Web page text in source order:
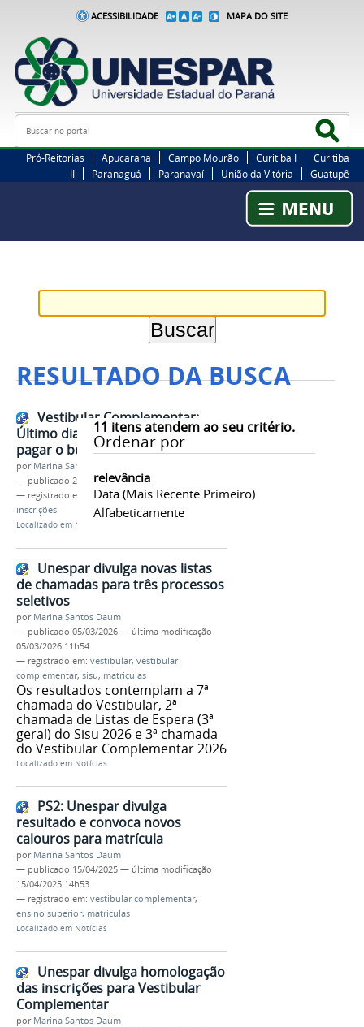
ACESSIBILIDADE MAPA DO SITE
Busca
Pró-Reitorias Apucarana Campo Mourão Curitiba I
Curitiba
II
Paranaguá Paranavaí União da Vitória Guatupê
RESULTADO DA BUSCA
11 itens atendem ao seu critério.
Ordenar por
relevância
Data (mais Recente Primeiro)
Alfabeticamente
Vestibular Complementar:
Último dia para se inscrever e
pagar o boleto
por Marina Santos Daum
— publicado 24/03/2025
— registrado em:
vestibular complementar, PS2,
inscrições
Localizado em Notícias
Unespar divulga novas listas
de chamadas para três processos
seletivos
por Marina Santos Daum
— publicado 05/03/2026 — última modificação
05/03/2026 11h54
— registrado em: vestibular, vestibular
complementar, sisu, matriculas
Os resultados contemplam a 7ª
chamada do Vestibular, 2ª
chamada de Listas de Espera (3ª
geral) do Sisu 2026 e 3ª chamada
do Vestibular Complementar 2026
Localizado em Notícias
PS2: Unespar divulga
resultado e convoca novos
calouros para matrícula
por Marina Santos Daum
— publicado 15/04/2025 — última modificação
15/04/2025 14h53
— registrado em: vestibular complementar,
ensino superior, matriculas
Localizado em Notícias
Unespar divulga homologação
das inscrições para Vestibular
Complementar
por Marina Santos Daum